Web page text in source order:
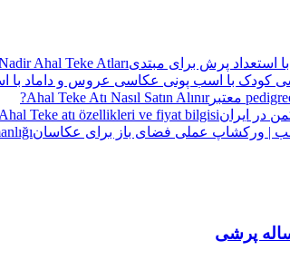
Ahal Teke Atları
Ahal Teke Atı Nasıl Satın Alınır?
Ahal Teke atı özellikleri ve fiyat bilgisi